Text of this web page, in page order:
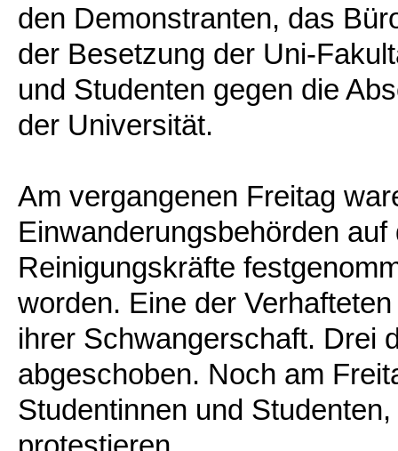
den Demonstranten, das
der Besetzung der Uni-
und Studenten gegen die
der Universität.
Am vergangenen Freitag
Einwanderungsbehörden
Reinigungskräfte
worden. Eine der
ihrer Schwangerschaft. Drei
abgeschoben. Noch am
Studentinnen und